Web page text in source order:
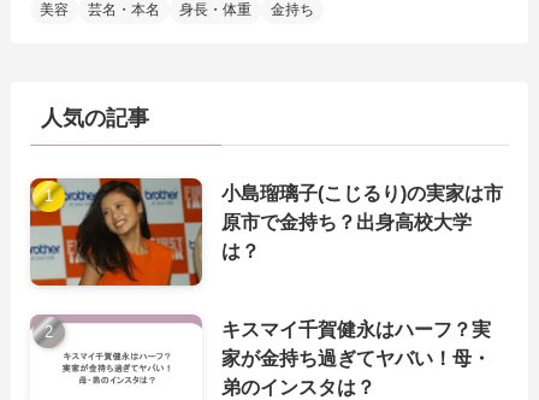
美容
芸名・本名 身長・体重 金持ち
人気の記事
小島瑠璃子(こじるり)の実家は市
原市で金持ち？出身高校大学
は？
キスマイ千賀健永はハーフ？実
家が金持ち過ぎてヤバい！母・
弟のインスタは？